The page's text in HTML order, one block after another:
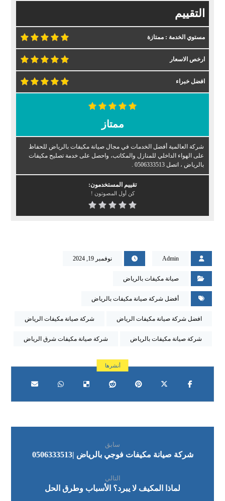
التقييم
مستوي الخدمة : ممتازة
ارخص الاسعار
افضل خبراء
ممتاز
شركة العالمية أفضل الخدمات في مجال صيانة مكيفات بالرياض للحفاظ
على الهواء الداخلي للمنازل والمكاتب، واحصل على خدمة تصليح مكيفات
بالرياض ، اتصل 0506333513 .
تقييم المستخدمون:
كن أول المصوتون !
Admin نوفمبر 19, 2024
صيانة مكيفات بالرياض
أفضل شركة صيانة مكيفات بالرياض
افضل شركة صيانة مكيفات الرياض شركة صيانة مكيفات الرياض
شركة صيانة مكيفات بالرياض شركة صيانة مكيفات شرق الرياض
سابق
شركة صيانة مكيفات فوجي بالرياض |0506333513
التالي
لماذا المكيف لا يبرد؟ الأسباب وطرق الحل